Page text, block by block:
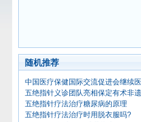
随机推荐
中国医疗保健国际交流促进会继续
五绝指针义诊团队亮相保定有术非
五绝指针疗法治疗糖尿病的原理
五绝指针疗法治疗时用脱衣服吗?